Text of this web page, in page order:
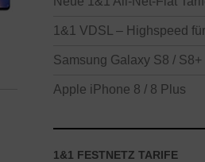
1&1 VDSL – Highspeed
Samsung Galaxy S8 / S8+
Apple iPhone 8 / 8 Plus
1&1 FESTNETZ TARIFE